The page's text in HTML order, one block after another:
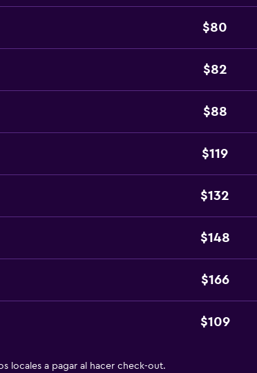
$80
$82
$88
$119
$132
$148
$166
$109
locales a pagar al hacer check-out.